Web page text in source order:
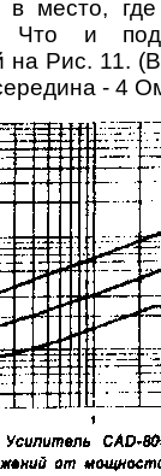
2х65 Вт Ламповый
Ламповый усилитель
в место,
и
на Рис. 11.
- 4